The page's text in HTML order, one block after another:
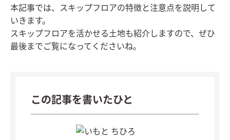
本記事では、スキップフロアの特徴と注意点を説明して
いきます。
スキップフロアを活かせる土地も紹介しますので、ぜひ
最後までご覧になってくださいね。
この記事を書いたひと